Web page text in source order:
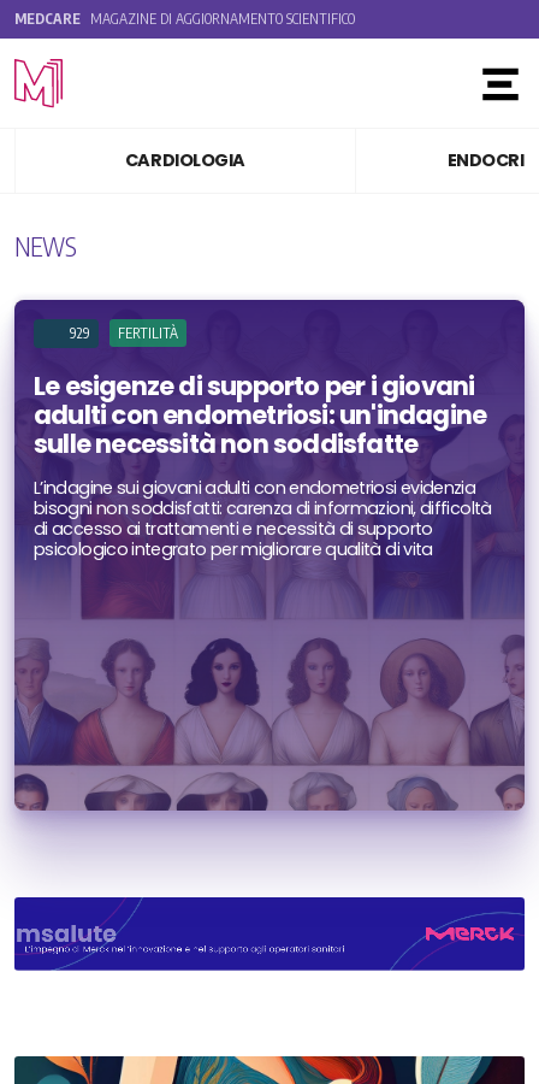
MEDCARE MAGAZINE DI AGGIORNAMENTO SCIENTIFICO
CARDIOLOGIA
NEWS
929 FERTILITÀ
Le esigenze di supporto per i giovani
adulti con endometriosi: un'indagine
sulle necessità non soddisfatte
L’indagine sui giovani adulti con endometriosi evidenzia
bisogni non soddisfatti: carenza di informazioni, difficoltà
di accesso ai trattamenti e necessità di supporto
psicologico integrato per migliorare qualità di vita